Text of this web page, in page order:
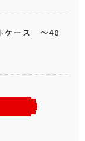
ケース ～40